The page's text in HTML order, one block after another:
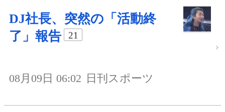
DJ社長、突然の「活動終
了」報告
21
08月09日 06:02 日刊スポーツ